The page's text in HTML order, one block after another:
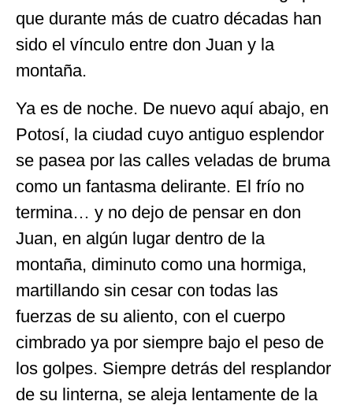
que durante más de cuatro décadas han
sido el vínculo entre don Juan y la
montaña.
Ya es de noche. De nuevo aquí abajo, en
Potosí, la ciudad cuyo antiguo esplendor
se pasea por las calles veladas de bruma
como un fantasma delirante. El frío no
termina… y no dejo de pensar en don
Juan, en algún lugar dentro de la
montaña, diminuto como una hormiga,
martillando sin cesar con todas las
fuerzas de su aliento, con el cuerpo
cimbrado ya por siempre bajo el peso de
los golpes. Siempre detrás del resplandor
de su linterna, se aleja lentamente de la